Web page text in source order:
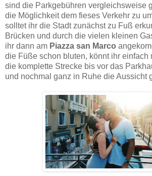
sind die Parkgebühren vergleichsweise
die Möglichkeit dem fieses Verkehr zu
solltet ihr die Stadt zunächst zu Fuß
Brücken und durch die vielen kleinen
ihr dann am Piazza san Marco
die Füße schon bluten, könnt ihr einfach
die komplette Strecke bis vor das
und nochmal ganz in Ruhe die Aussicht